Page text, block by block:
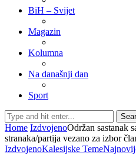
BiH – Svijet
Magazin
Kolumna
Na današnji dan
Sport
Home IzdvojenoOdržan sastanak
stranaka/partija vezano za izbor
IzdvojenoKalesijske Teme